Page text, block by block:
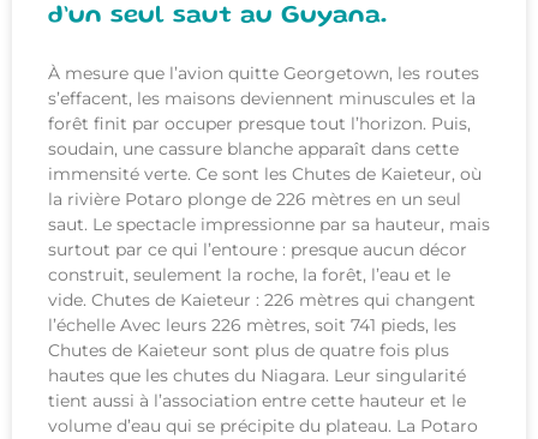
d’un seul saut au Guyana.
À mesure que l’avion quitte Georgetown, les routes
s’effacent, les maisons deviennent minuscules et la
forêt finit par occuper presque tout l’horizon. Puis,
soudain, une cassure blanche apparaît dans cette
immensité verte. Ce sont les Chutes de Kaieteur, où
la rivière Potaro plonge de 226 mètres en un seul
saut. Le spectacle impressionne par sa hauteur, mais
surtout par ce qui l’entoure : presque aucun décor
construit, seulement la roche, la forêt, l’eau et le
vide. Chutes de Kaieteur : 226 mètres qui changent
l’échelle Avec leurs 226 mètres, soit 741 pieds, les
Chutes de Kaieteur sont plus de quatre fois plus
hautes que les chutes du Niagara. Leur singularité
tient aussi à l’association entre cette hauteur et le
volume d’eau qui se précipite du plateau. La Potaro